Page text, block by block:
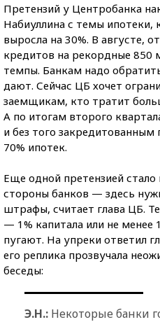
Претензий у Центробанка
Набиуллина с темы ипотеки,
выросла на 30%. В августе,
кредитов на рекордные 850
темпы. Банкам надо
дают. Сейчас ЦБ хочет
заемщикам, кто тратит
А по итогам второго
и без того
70% ипотек.
Еще одной претензией стало
стороны банков — здесь
штрафы, считает глава ЦБ.
— 1% капитала или не
пугают. На упреки ответил
его реплика прозвучала
беседы:
Э.Н.: Некоторые банки